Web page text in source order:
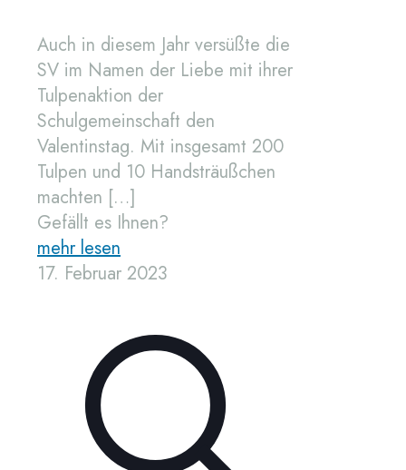
Auch in diesem Jahr versüßte die
SV im Namen der Liebe mit ihrer
Tulpenaktion der
Schulgemeinschaft den
Valentinstag. Mit insgesamt 200
Tulpen und 10 Handsträußchen
machten […]
Gefällt es Ihnen?
mehr lesen
17. Februar 2023